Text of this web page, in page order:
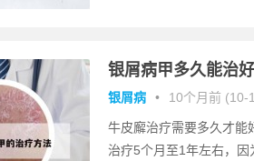
银屑病甲多久能治
银屑病 • 10个月前 (10-
牛皮廨治疗需要多久才能
治疗5个月至1年左右，